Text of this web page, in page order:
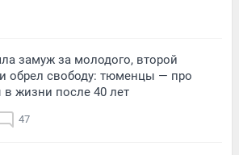
замуж за молодого, второй
обрел свободу: тюменцы — про
жизни после 40 лет
47